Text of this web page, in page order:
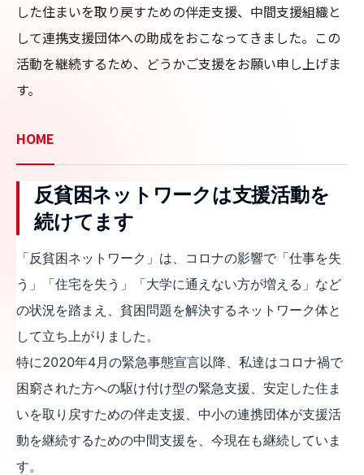
した住まいを取り戻すための伴走支援、中間支援組織と
して連携支援団体への助成をおこなってきました。この
活動を継続するため、どうかご支援をお願い申し上げま
す。
HOME
反貧困ネットワークは支援活動を
続けてます
「反貧困ネットワーク」は、コロナの影響で「仕事を失
う」「住宅を失う」「大学に通えない方が増える」など
の状況を踏まえ、貧困問題を解決するネットワーク体と
して立ち上がりました。
特に2020年4月の緊急事態宣言以降、私達はコロナ禍で
困窮された方への駆け付け型の緊急支援、安定した住ま
いを取り戻すための伴走支援、中小の連携団体が支援活
動を継続するための中間支援を、今現在も継続していま
す。